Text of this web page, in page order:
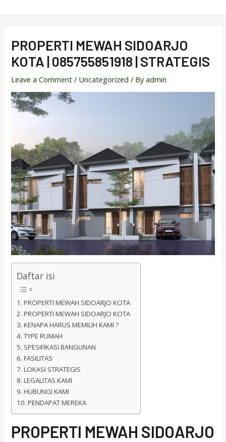
PROPERTI MEWAH SIDOARJO
KOTA | 085755851918 | STRATEGIS
Leave a Comment / Uncategorized / Byadmin
Daftar isi
PROPERTI MEWAH SIDOARJO KOTA
PROPERTI MEWAH SIDOARJO KOTA
KENAPA HARUS MEMILIH KAMI ?
TYPE RUMAH
SPESIFIKASI BANGUNAN
FASILITAS
LOKASI STRATEGIS
LEGALITAS KAMI
HUBUNGI KAMI
PENDAPAT MEREKA
PROPERTI MEWAH SIDOARJO